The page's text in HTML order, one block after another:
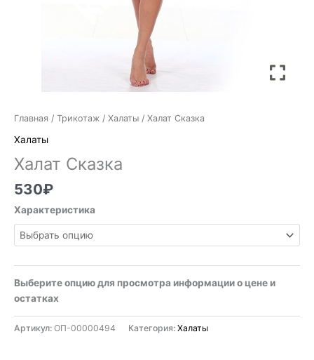
Главная / Трикотаж / Халаты / Халат Сказка
Халаты
Халат Сказка
530₽
Характеристика
Выберите опцию для просмотра информации о цене и
остатках
Артикул: ОП-00000494 Категория: Халаты